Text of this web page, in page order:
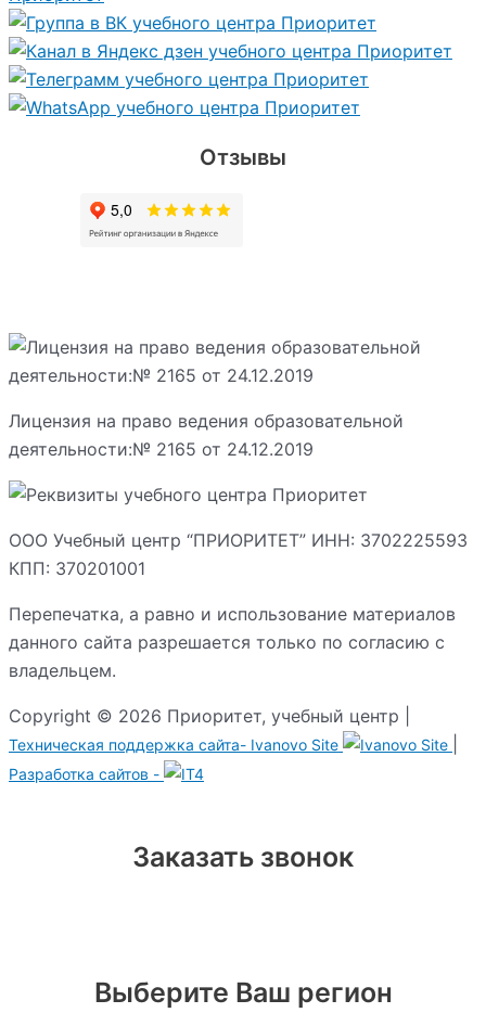
Отзывы
Лицензия на право ведения образовательной
деятельности:№ 2165 от 24.12.2019
ООО Учебный центр “ПРИОРИТЕТ” ИНН: 3702225593
КПП: 370201001
Перепечатка, а равно и использование материалов
данного сайта разрешается только по согласию с
владельцем.
Copyright © 2026 Приоритет, учебный центр |
Техническая поддержка сайта- Ivanovo Site
Разработка сайтов -
Заказать звонок
Выберите Ваш регион